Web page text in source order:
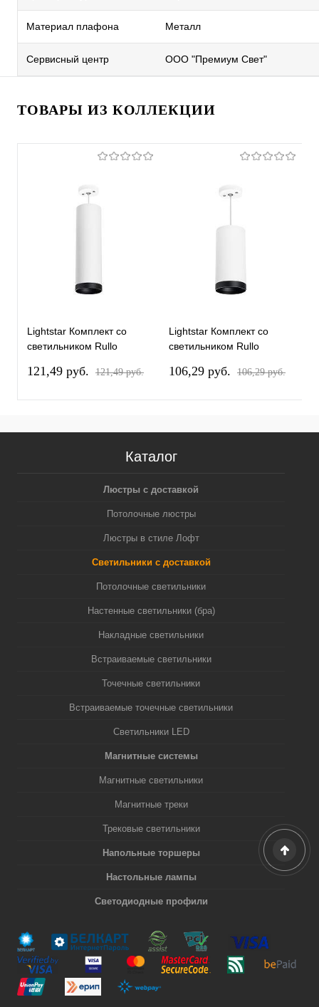
Материал плафона Металл
Сервисный центр ООО "Премиум Свет"
ТОВАРЫ ИЗ КОЛЛЕКЦИИ
Lightstar Комплект со
светильником Rullo
121,49 pуб. 121,49 pуб.
Lightstar Комплект со
светильником Rullo
106,29 pуб. 106,29 pуб.
Каталог
Люстры с доставкой
Потолочные люстры
Люстры в стиле Лофт
Светильники с доставкой
Потолочные светильники
Настенные светильники (бра)
Накладные светильники
Встраиваемые светильники
Точечные светильники
Встраиваемые точечные светильники
Светильники LED
Магнитные системы
Магнитные светильники
Магнитные треки
Трековые светильники
Напольные торшеры
Настольные лампы
Светодиодные профили